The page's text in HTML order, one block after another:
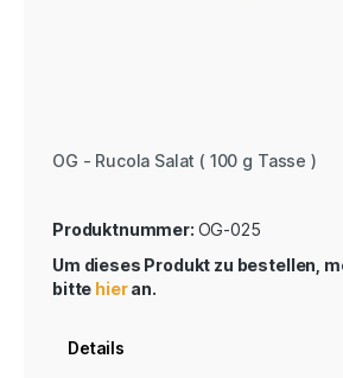
OG - Rucola Salat ( 100 g Tasse )
Produktnummer: OG-025
Um dieses Produkt zu bestellen,
bitte hieran.
Details